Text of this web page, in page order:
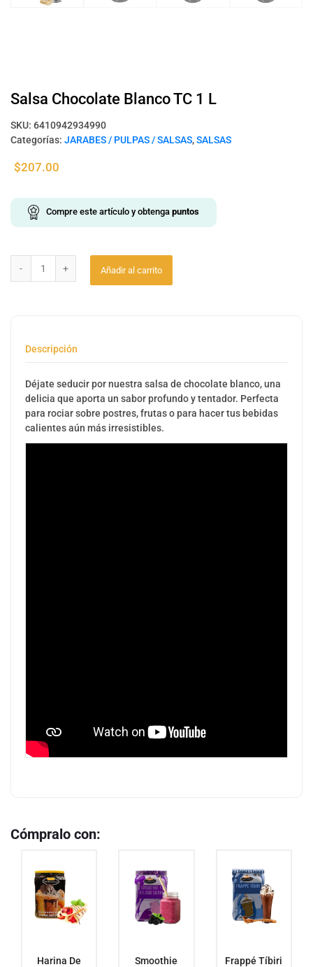
Salsa Chocolate Blanco TC 1 L
SKU: 6410942934990
Categorías: JARABES / PULPAS / SALSAS,SALSAS
$207.00
Compre este artículo y obtenga puntos
Añadir al carrito
Descripción
Déjate seducir por nuestra salsa de chocolate blanco, una
delicia que aporta un sabor profundo y tentador. Perfecta
para rociar sobre postres, frutas o para hacer tus bebidas
calientes aún más irresistibles.
Cómpralo con:
Harina De
Smoothie
Frappé Tíbiri